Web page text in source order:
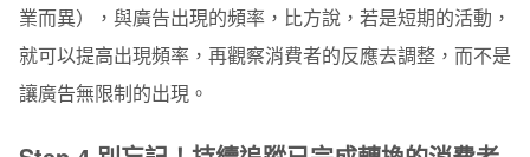
業而異），與廣告出現的頻率，比方說，若是短期的活動，
就可以提高出現頻率，再觀察消費者的反應去調整，而不是
讓廣告無限制的出現。